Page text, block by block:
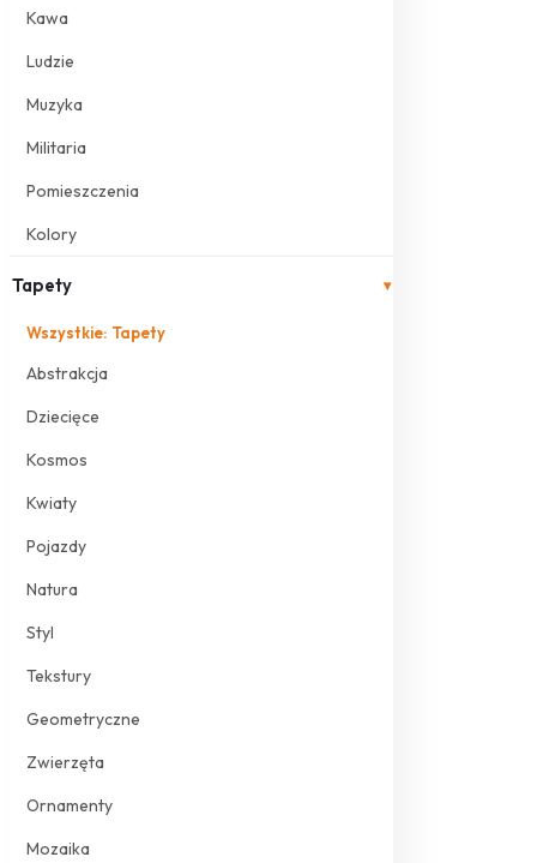
Kawa
Ludzie
Muzyka
Militaria
Pomieszczenia
Kolory
Tapety ▾
Wszystkie: Tapety
Abstrakcja
Dziecięce
Kosmos
Kwiaty
Pojazdy
Natura
Styl
Tekstury
Geometryczne
Zwierzęta
Ornamenty
Mozaika